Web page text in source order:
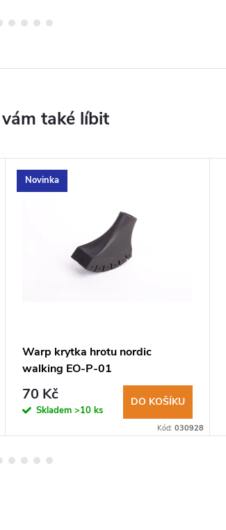
Novinka
Warp krytka hrotu nordic
walking EO-P-01
70 Kč
Skladem >10 ks
DO KOŠÍKU
Kód: 030928